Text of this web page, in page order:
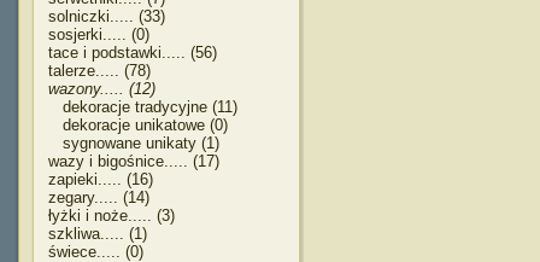
solniczki..... (33)
sosjerki..... (0)
tace i podstawki..... (56)
talerze..... (78)
wazony..... (12)
dekoracje tradycyjne (11)
dekoracje unikatowe (0)
sygnowane unikaty (1)
wazy i bigośnice..... (17)
zapieki..... (16)
zegary..... (14)
łyżki i noże..... (3)
szkliwa..... (1)
świece..... (0)